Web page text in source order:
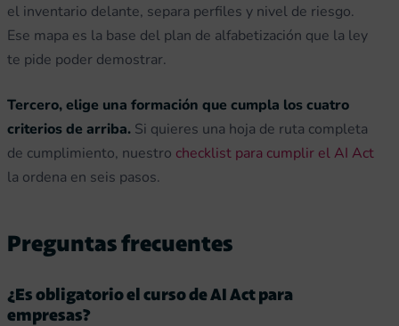
el inventario delante, separa perfiles y nivel de riesgo.
Ese mapa es la base del plan de alfabetización que la ley
te pide poder demostrar.
Tercero, elige una formación que cumpla los cuatro
criterios de arriba. Si quieres una hoja de ruta completa
de cumplimiento, nuestro checklist para cumplir el AI Act
la ordena en seis pasos.
Preguntas frecuentes
¿Es obligatorio el curso de AI Act para
empresas?